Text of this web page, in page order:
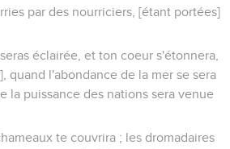
par des nourriciers, [étant portées]
éclairée, et ton coeur s'étonnera,
quand l'abondance de la mer se sera
la puissance des nations sera venue
te couvrira ; les dromadaires